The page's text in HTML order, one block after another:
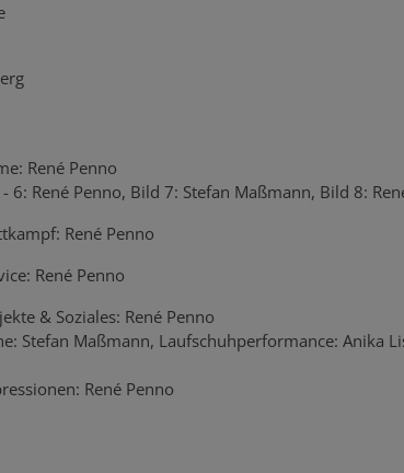
René Penno
6: René Penno, Bild 7: Stefan Maßmann, Bild 8:
René Penno
René Penno
& Soziales: René Penno
Stefan Maßmann, Laufschuhperformance: Anika
René Penno